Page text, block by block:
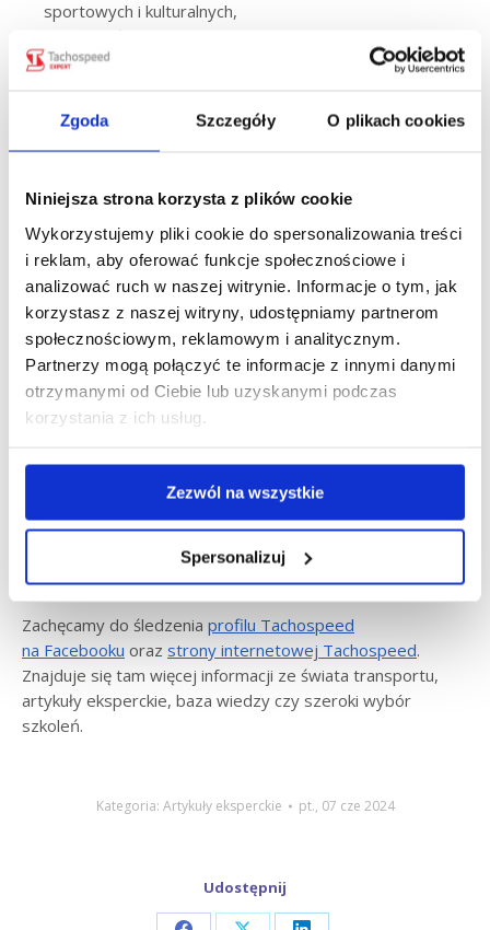
Zgoda Szczegóły O plikach cookies
Niniejsza strona korzysta z plików cookie
Wykorzystujemy pliki cookie do spersonalizowania treści
i reklam, aby oferować funkcje społecznościowe i
analizować ruch w naszej witrynie. Informacje o tym, jak
korzystasz z naszej witryny, udostępniamy partnerom
społecznościowym, reklamowym i analitycznym.
Partnerzy mogą połączyć te informacje z innymi danymi
otrzymanymi od Ciebie lub uzyskanymi podczas
korzystania z ich usług.
Zezwól na wszystkie
Spersonalizuj
sportowych i kulturalnych,
Pojazdy służące do transportu pomocy humanitarnej,
pojazdy służące do usuwania wypadków i ich skutków,
Pojazdy wykorzystywane do niezbędnego sezonowego
transportu rolniczego,
do przewozu żywych zwierząt.
Należy w tym miejscu zaznaczyć, że w przypadku kontroli,
kierowca musi udowodnić, że jest uprawniony do przejazdu
mimo zakazu.
Decyzja o wprowadzeniu zakazu ruchu ciężarówek spotkała
się z mieszanymi reakcjami. Przewoźnicy wyrażają obawy
o opóźnienia i wzrost kosztów operacyjnych, podczas
gdy mieszkańcy oraz ekolodzy wspierają tę inicjatywę
W przyszłości można spodziewać się dalszego zaostrzania
przepisów oraz wprowadzania innowacyjnych rozwiązań,
takich jak promowanie transportu intermodalnego,
który pozwala na zmniejszenie ruchu ciężarowego poprzez
większe wykorzystanie kolei i transportu wodnego.
Zachęcamy do śledzenia profilu Tachospeed
na Facebooku oraz strony internetowej Tachospeed.
Znajduje się tam więcej informacji ze świata transportu,
artykuły eksperckie, baza wiedzy czy szeroki wybór
szkoleń.
Kategoria: Artykuły eksperckie pt., 07 cze 2024
Udostępnij